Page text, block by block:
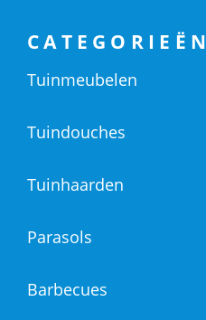
CATEGORIEËN
Tuinmeubelen
Tuindouches
Tuinhaarden
Parasols
Barbecues